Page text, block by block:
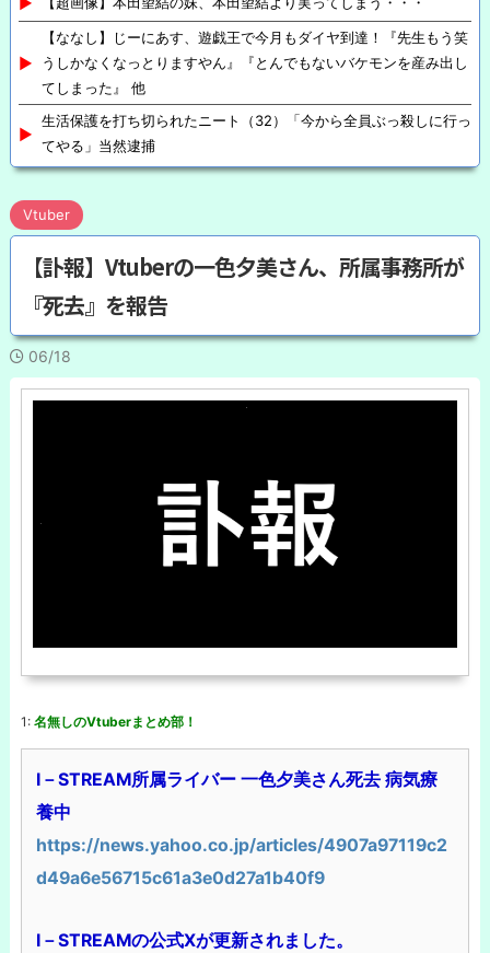
【ななし】じーにあす、遊戯王で今月もダイヤ到達！『先生もう笑
うしかなくなっとりますやん』『とんでもないバケモンを産み出し
てしまった』 他
生活保護を打ち切られたニート（32）「今から全員ぶっ殺しに行っ
てやる」当然逮捕
Vtuber
【訃報】Vtuberの一色夕美さん、所属事務所が
『死去』を報告
06/18
1: 名無しのVtuberまとめ部！
I－STREAM所属ライバー 一色夕美さん死去 病気療
養中
https://news.yahoo.co.jp/articles/4907a97119c2
d49a6e56715c61a3e0d27a1b40f9
I－STREAMの公式Xが更新されました。